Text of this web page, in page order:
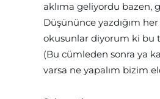
aklıma geliyordu bazen,
Düşününce yazdığım
okusunlar diyorum ki bu
(Bu cümleden sonra ya
varsa ne yapalım bizim